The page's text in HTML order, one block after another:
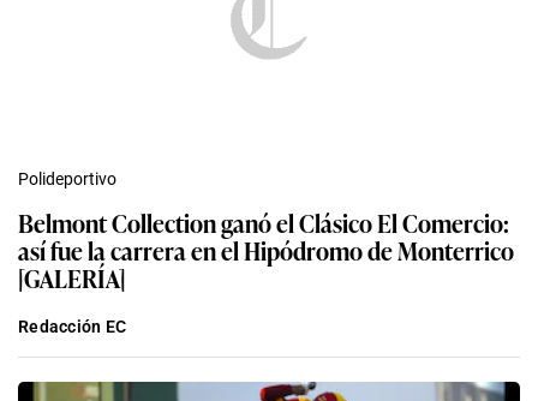
Polideportivo
Belmont Collection ganó el Clásico El Comercio:
así fue la carrera en el Hipódromo de Monterrico
[GALERÍA]
Redacción EC